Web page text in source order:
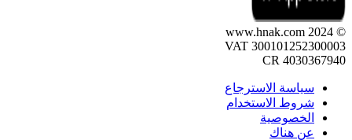
© 2024 www.hnak.com
VAT 300101252300003
CR 4030367940
سياسة الاسترجاع
شروط الاستخدام
الخصوصية
عن هناك